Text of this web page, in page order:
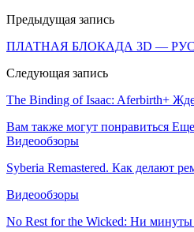
Предыдущая запись
ПЛАТНАЯ БЛОКАДА 3D —
Следующая запись
The Binding of Isaac: Aferbirth+
Вам также могут понравиться Еще
Видеообзоры
Syberia Remastered. Как делают
Видеообзоры
No Rest for the Wicked: Ни минуты